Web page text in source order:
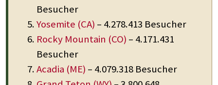
Besucher
Yosemite (CA) – 4.278.413 Besucher
Rocky Mountain (CO) – 4.171.431
Besucher
Acadia (ME) – 4.079.318 Besucher